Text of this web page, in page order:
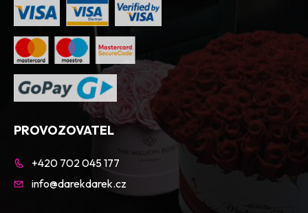
PROVOZOVATEL
+420 702 045 177
info@darekdarek.cz